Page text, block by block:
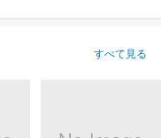
すべて見る